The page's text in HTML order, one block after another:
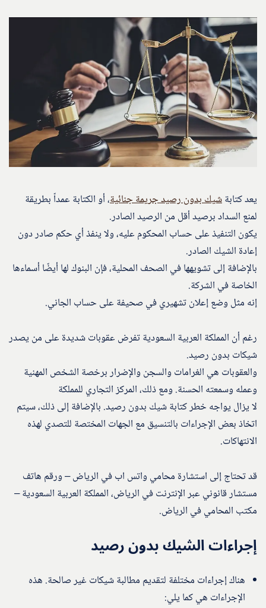
يعد كتابةشيك بدون رصيد جريمة جنائية، أو الكتابة عمداً بطريقة
لمنع السداد برصيد أقل من الرصيد الصادر.
يكون التنفيذ على حساب المحكوم عليه، ولا ينفذ أي حكم صادر دون
إعادة الشيك الصادر.
بالإضافة إلى تشويهها في الصحف المحلية، فإن البنوك لها أيضًا أسماءها
الخاصة في الشركة.
إنه مثل وضع إعلان تشهيري في صحيفة على حساب الجاني.
رغم أن المملكة العربية السعودية تفرض عقوبات شديدة على من يصدر
شيكات بدون رصيد.
والعقوبات هي الغرامات والسجن والإضرار برخصة الشخص المهنية
وعمله وسمعته الحسنة. ومع ذلك، المركز التجاري للمملكة
لا يزال يواجه خطر كتابة شيك بدون رصيد. بالإضافة إلى ذلك، سيتم
اتخاذ بعض الإجراءات بالتنسيق مع الجهات المختصة للتصدي لهذه
الانتهاكات.
قد تحتاج إلى استشارة محامي واتس اب في الرياض – ورقم هاتف
مستشار قانوني عبر الإنترنت في الرياض، المملكة العربية السعودية –
مكتب المحامي في الرياض.
إجراءات الشيك بدون رصيد
هناك إجراءات مختلفة لتقديم مطالبة شيكات غير صالحة. هذه
الإجراءات هي كما يلي: